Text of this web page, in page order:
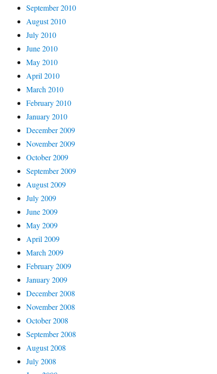
September 2010
August 2010
July 2010
June 2010
May 2010
April 2010
March 2010
February 2010
January 2010
December 2009
November 2009
October 2009
September 2009
August 2009
July 2009
June 2009
May 2009
April 2009
March 2009
February 2009
January 2009
December 2008
November 2008
October 2008
September 2008
August 2008
July 2008